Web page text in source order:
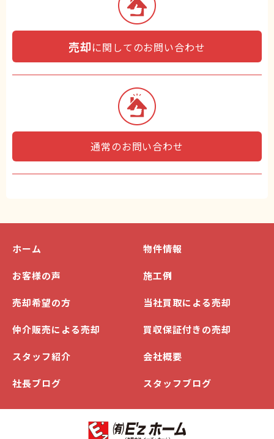
売却に関してのお問い合わせ
通常のお問い合わせ
ホーム 物件情報
お客様の声 施工例
売却希望の方 当社買取による売却
仲介販売による売却 買収保証付きの売却
スタッフ紹介 会社概要
社長ブログ スタッフブログ